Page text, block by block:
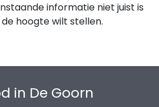
informatie niet juist is
hoogte wilt stellen.
in De Goorn